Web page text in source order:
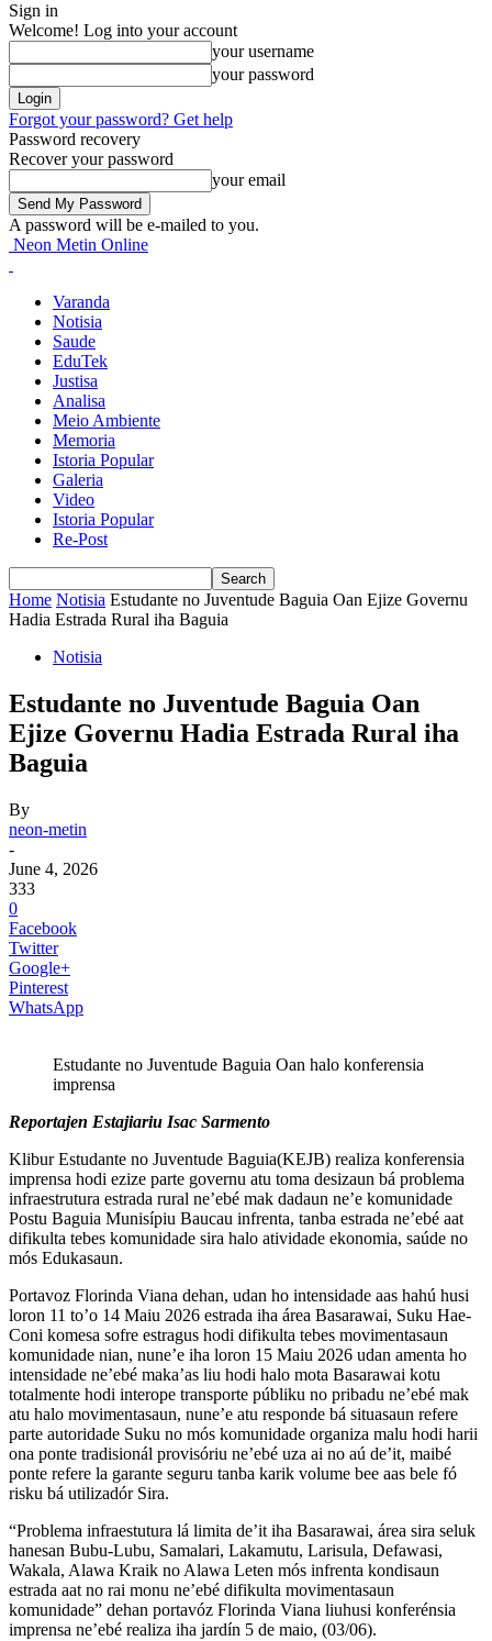
Sign in
Welcome! Log into your account
your username
your password
Forgot your password? Get help
Password recovery
Recover your password
your email
A password will be e-mailed to you.
Neon Metin Online
Varanda
Notisia
Saude
EduTek
Justisa
Analisa
Meio Ambiente
Memoria
Istoria Popular
Galeria
Video
Istoria Popular
Re-Post
Home Notisia Estudante no Juventude Baguia Oan Ejize Governu
Hadia Estrada Rural iha Baguia
Notisia
Estudante no Juventude Baguia Oan
Ejize Governu Hadia Estrada Rural iha
Baguia
By
neon-metin
-
June 4, 2026
333
0
Facebook
Twitter
Google+
Pinterest
WhatsApp
Estudante no Juventude Baguia Oan halo konferensia
imprensa
Reportajen Estajiariu Isac Sarmento
Klibur Estudante no Juventude Baguia(KEJB) realiza konferensia
imprensa hodi ezize parte governu atu toma desizaun bá problema
infraestrutura estrada rural ne’ebé mak dadaun ne’e komunidade
Postu Baguia Munisípiu Baucau infrenta, tanba estrada ne’ebé aat
difikulta tebes komunidade sira halo atividade ekonomia, saúde no
mós Edukasaun.
Portavoz Florinda Viana dehan, udan ho intensidade aas hahú husi
loron 11 to’o 14 Maiu 2026 estrada iha área Basarawai, Suku Hae-
Coni komesa sofre estragus hodi difikulta tebes movimentasaun
komunidade nian, nune’e iha loron 15 Maiu 2026 udan amenta ho
intensidade ne’ebé maka’as liu hodi halo mota Basarawai kotu
totalmente hodi interope transporte públiku no pribadu ne’ebé mak
atu halo movimentasaun, nune’e atu responde bá situasaun refere
parte autoridade Suku no mós komunidade organiza malu hodi harii
ona ponte tradisionál provisóriu ne’ebé uza ai no aú de’it, maibé
ponte refere la garante seguru tanba karik volume bee aas bele fó
risku bá utilizadór Sira.
“Problema infraestutura lá limita de’it iha Basarawai, área sira seluk
hanesan Bubu-Lubu, Samalari, Lakamutu, Larisula, Defawasi,
Wakala, Alawa Kraik no Alawa Leten mós infrenta kondisaun
estrada aat no rai monu ne’ebé difikulta movimentasaun
komunidade” dehan portavóz Florinda Viana liuhusi konferénsia
imprensa ne’ebé realiza iha jardín 5 de maio, (03/06).